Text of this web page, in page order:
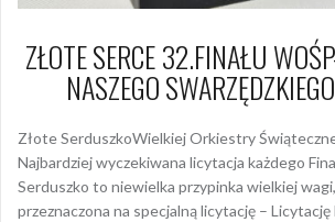
ZŁOTE SERCE 32.FINAŁU
NASZEGO
Złote SerduszkoWielkiej Orkiestry
Najbardziej wyczekiwana licytacja każdego
Serduszko to niewielka przypinka wielkiej
przeznaczona na specjalną licytację –